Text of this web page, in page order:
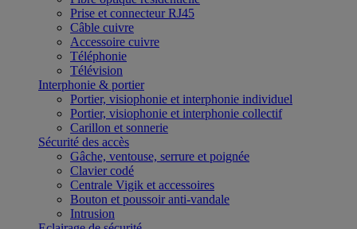
Prise et connecteur RJ45
Câble cuivre
Accessoire cuivre
Téléphonie
Télévision
Interphonie & portier
Portier, visiophonie et interphonie individuel
Portier, visiophonie et interphonie collectif
Carillon et sonnerie
Sécurité des accès
Gâche, ventouse, serrure et poignée
Clavier codé
Centrale Vigik et accessoires
Bouton et poussoir anti-vandale
Intrusion